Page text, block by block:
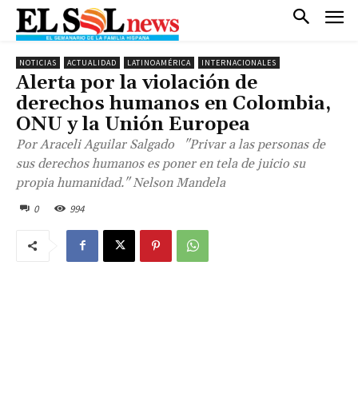
NOTICIAS ACTUALIDAD LATINOAMÉRICA INTERNACIONALES
Alerta por la violación de
derechos humanos en Colombia,
ONU y la Unión Europea
Por Araceli Aguilar Salgado "Privar a las personas de
sus derechos humanos es poner en tela de juicio su
propia humanidad." Nelson Mandela
0 994